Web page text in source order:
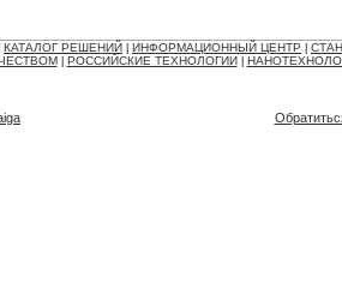
КАТАЛОГ РЕШЕНИЙ ИНФОРМАЦИОННЫЙ ЦЕНТР
РОССИЙСКИЕ ТЕХНОЛОГИИ